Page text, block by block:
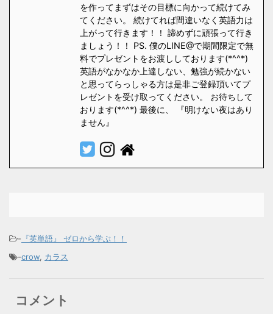
を作ってまずはその目標に向かって続けてみ
てください。 続けてれば間違いなく英語力は
上がって行きます！！ 諦めずに頑張って行き
ましょう！！ PS. 僕のLINE@で期間限定で無
料でプレゼントをお渡ししております(*^^*)
英語がなかなか上達しない、勉強が続かない
と思ってらっしゃる方は是非ご登録頂いてプ
レゼントを受け取ってください。 お待ちして
おります(*^^*) 最後に、 『明けない夜はあり
ません』
- 『英単語』 ゼロから学ぶ！！
-crow, カラス
コメント